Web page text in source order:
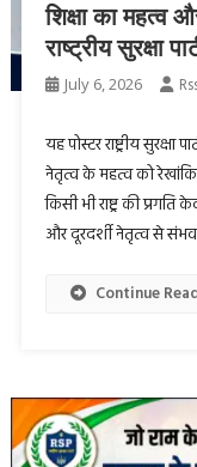
शिक्षा का महत्व
राष्ट्रीय सुरक्षा
July 6, 2026
यह पोस्टर राष्ट्रीय सुरक्षा
नेतृत्व के महत्व को
किसी भी राष्ट्र की प्रगति
और दूरदर्शी नेतृत्व से
Continue